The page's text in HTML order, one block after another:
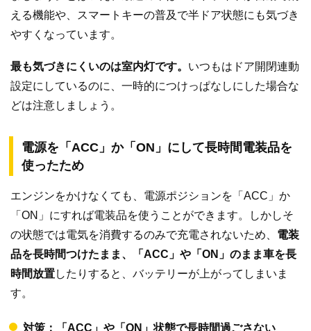
える機能や、スマートキーの普及で半ドア状態にも気づき
やすくなっています。
最も気づきにくいのは室内灯です。 いつもはドア開閉連動
設定にしているのに、一時的につけっぱなしにした場合な
どは注意しましょう。
電源を「ACC」か「ON」にして長時間電装品を
使ったため
エンジンをかけなくても、電源ポジションを「ACC」か
「ON」にすれば電装品を使うことができます。しかしそ
の状態では電気を消費するのみで充電されないため、 電装
品を長時間つけたまま、「ACC」や「ON」のまま車を長
時間放置したりすると、バッテリーが上がってしまいま
す。
対策：「ACC」や「ON」状態で長時間過ごさない